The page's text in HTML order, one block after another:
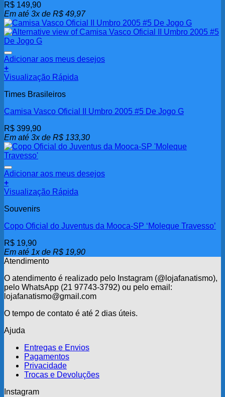
R$ 149,90
Em até 3x de R$ 49,97
Adicionar aos meus desejos
+
Visualização Rápida
Times Brasileiros
Camisa Vasco Oficial II Umbro 2005 #5 De Jogo G
R$ 399,90
Em até 3x de R$ 133,30
Adicionar aos meus desejos
+
Visualização Rápida
Souvenirs
Copo Oficial do Juventus da Mooca-SP ‘Moleque Travesso’
R$ 19,90
Em até 1x de R$ 19,90
Atendimento
O atendimento é realizado pelo Instagram (@lojafanatismo),
pelo WhatsApp (21 97743-3792) ou pelo email:
lojafanatismo@gmail.com
O tempo de contato é até 2 dias úteis.
Ajuda
Entregas e Envios
Pagamentos
Privacidade
Trocas e Devoluções
Instagram